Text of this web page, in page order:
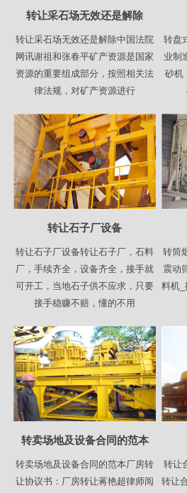
转让采石场无效还是解除
转让采石场无效还是解除中国法院
网讯谢祖和张春平矿产资源是国家
资源的重要组成部分，按照相关法
律法规，对矿产资源进行
转盘
业制
砂机
转让石子厂设备
转让石子厂设备转让石子厂，石料
厂，手续齐全，设备齐全，接手就
可开工，当地石子供不应求，只要
接手稳赚不赔，懂的不用
转筒
震动
料机
转卖场地及设备合同的范本
转卖场地及设备合同的范本厂房转
让协议书：厂房转让蒋艳超律师阅
转让
转让